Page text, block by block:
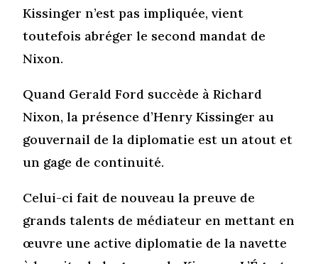
Kissinger n’est pas impliquée, vient
toutefois abréger le second mandat de
Nixon.
Quand Gerald Ford succède à Richard
Nixon, la présence d’Henry Kissinger au
gouvernail de la diplomatie est un atout et
un gage de continuité.
Celui-ci fait de nouveau la preuve de
grands talents de médiateur en mettant en
œuvre une active diplomatie de la navette